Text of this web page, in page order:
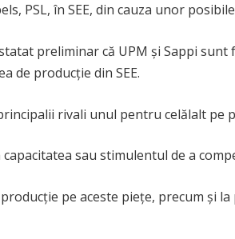
PSL, în SEE, din cauza unor
preliminar că UPM și Sappi
de producție din SEE.
rivali unul pentru celălalt pe
sau stimulentul de a
pe aceste piețe, precum și